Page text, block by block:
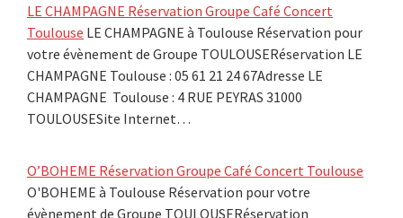
LE CHAMPAGNE Réservation Groupe Café Concert
Toulouse LE CHAMPAGNE à Toulouse Réservation pour
votre évènement de Groupe TOULOUSERéservation LE
CHAMPAGNE Toulouse : 05 61 21 24 67Adresse LE
CHAMPAGNE Toulouse : 4 RUE PEYRAS 31000
TOULOUSESite Internet…
O’BOHEME Réservation Groupe Café Concert Toulouse
O'BOHEME à Toulouse Réservation pour votre
évènement de Groupe TOULOUSERéservation